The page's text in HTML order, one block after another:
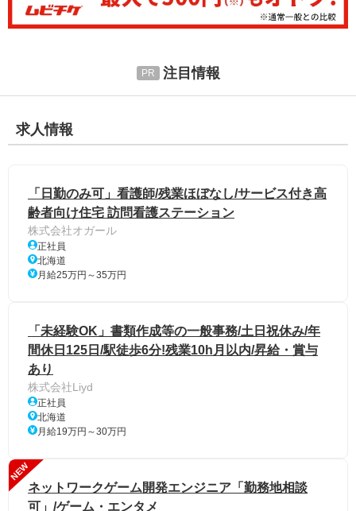
注目情報
求人情報
「日勤のみ可」看護師/残業ほぼなし/サービス付き高
齢者向け住宅 訪問看護ステーション
株式会社オガール
正社員
北海道
月給25万円～35万円
「未経験OK」書類作成等の一般事務/土日祝休み/年
間休日125日/駅徒歩6分!残業10h月以内/昇給・賞与
あり
株式会社Liyd
正社員
北海道
月給19万円～30万円
NEW
ネットワークゲーム開発エンジニア「勤務地相談
可」/ゲーム・エンタメ